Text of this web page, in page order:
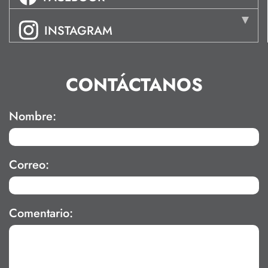
INSTAGRAM
CONTÁCTANOS
Nombre:
Correo:
Comentario: